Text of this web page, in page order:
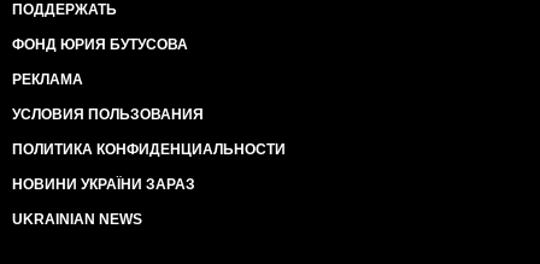
ПОДДЕРЖАТЬ
ФОНД ЮРИЯ БУТУСОВА
РЕКЛАМА
УСЛОВИЯ ПОЛЬЗОВАНИЯ
ПОЛИТИКА КОНФИДЕНЦИАЛЬНОСТИ
НОВИНИ УКРАЇНИ ЗАРАЗ
UKRAINIAN NEWS